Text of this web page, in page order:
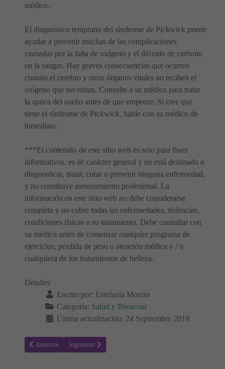
médico.
El diagnóstico temprano del síndrome de Pickwick puede
ayudar a prevenir muchas de las complicaciones
causadas por la falta de oxígeno y el dióxido de carbono
en la sangre. Hay graves consecuencias que ocurren
cuando el cerebro y otros órganos vitales no reciben el
oxígeno que necesitan. Consulte a su médico para tratar
la apnea del sueño antes de que empeore. Si cree que
tiene el síndrome de Pickwick, hable con su médico de
inmediato.
***El contenido de este sitio web es solo para fines
informativos, es de carácter general y no está destinado a
diagnosticar, tratar, curar o prevenir ninguna enfermedad,
y no constituye asesoramiento profesional. La
información en este sitio web no debe considerarse
completa y no cubre todas las enfermedades, dolencias,
condiciones físicas o su tratamiento. Debe consultar con
su médico antes de comenzar cualquier programa de
ejercicios, pérdida de peso o atención médica y / o
cualquiera de los tratamientos de belleza.
Detalles
Escrito por: Estefanía Morera
Categoría: Salud y Bienestar
Última actualización: 24 Septiembre 2019
Artículo anterior: Todo lo que debe saber sobre la Neurofibromatosis
Anterior Artículo siguiente: Neuralgia - Síntomas, tipos y
Siguiente